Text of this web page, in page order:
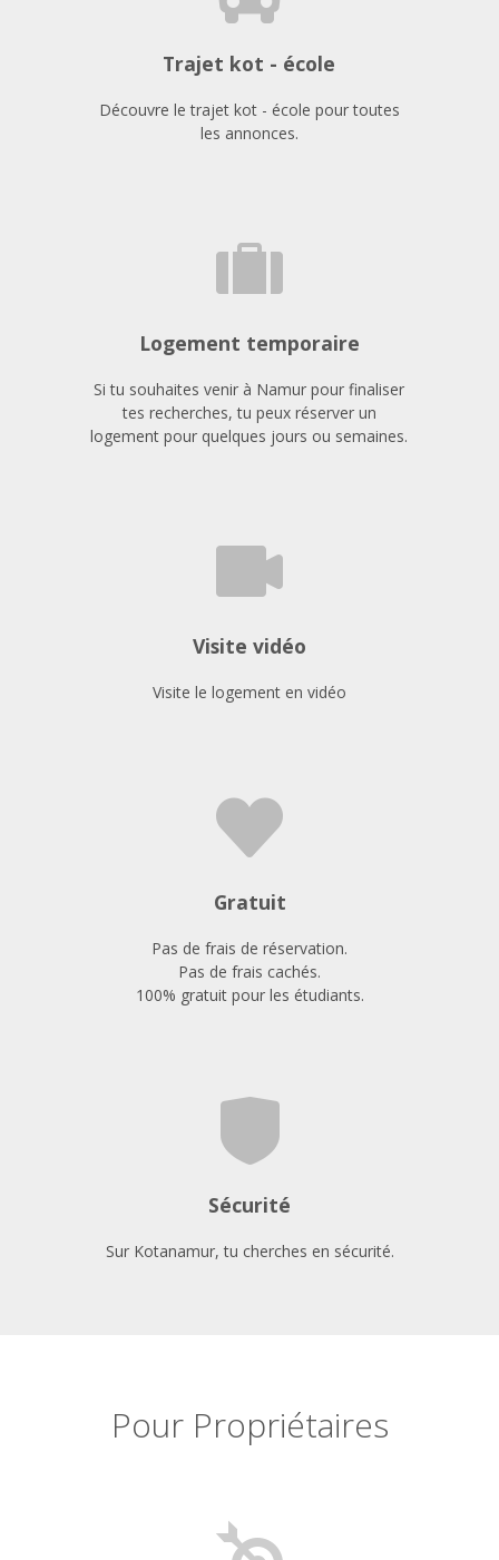
Trajet kot - école
Découvre le trajet kot - école pour toutes
les annonces.
Logement temporaire
Si tu souhaites venir à Namur pour finaliser
tes recherches, tu peux réserver un
logement pour quelques jours ou semaines.
Visite vidéo
Visite le logement en vidéo
Gratuit
Pas de frais de réservation.
Pas de frais cachés.
100% gratuit pour les étudiants.
Sécurité
Sur Kotanamur, tu cherches en sécurité.
Pour Propriétaires